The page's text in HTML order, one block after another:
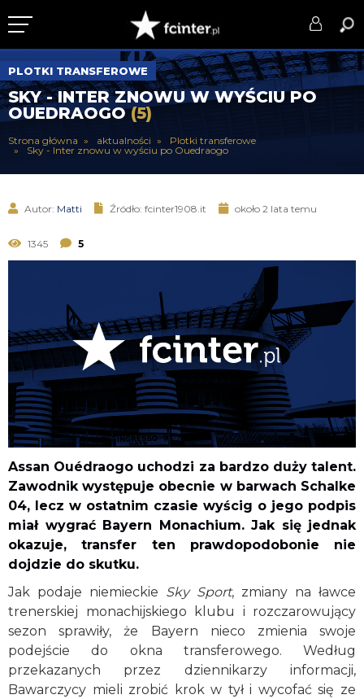
KLUB
DRUŻYNA
SERIE A
PUCHARY
DLA TIFOSICH
SERWIS
PLOTKI TRANSFEROWE
SKY - INTER ZNOWU W WYŚCIU PO
OUEDRAOGO(5)
Strona główna aktualności
Plotki transferowe
Sky - Inter znowu w wyściu po Ouedraogo
Autor: Matti Źródło: fcinter1908.it około 2 lata temu
1345 5
Assan Ouédraogo uchodzi za bardzo duży talent.
Zawodnik występuje obecnie w barwach Schalke
04, lecz w ostatnim czasie wyścig o jego podpis
miał wygrać Bayern Monachium. Jak się jednak
okazuje, transfer ten prawdopodobonie nie
dojdzie do skutku.
Jak podaje niemieckie Sky Sport, zmiany na ławce
trenerskiej monachijskiego klubu i rozczarowujący
sezon sprawiły, że Bayern nieco zmienia swoje
podejście do okna transferowego. Według
przekazanych przez dziennikarzy informacji,
Bawarczycy mieli zrobić krok w tył i wycofać się ze